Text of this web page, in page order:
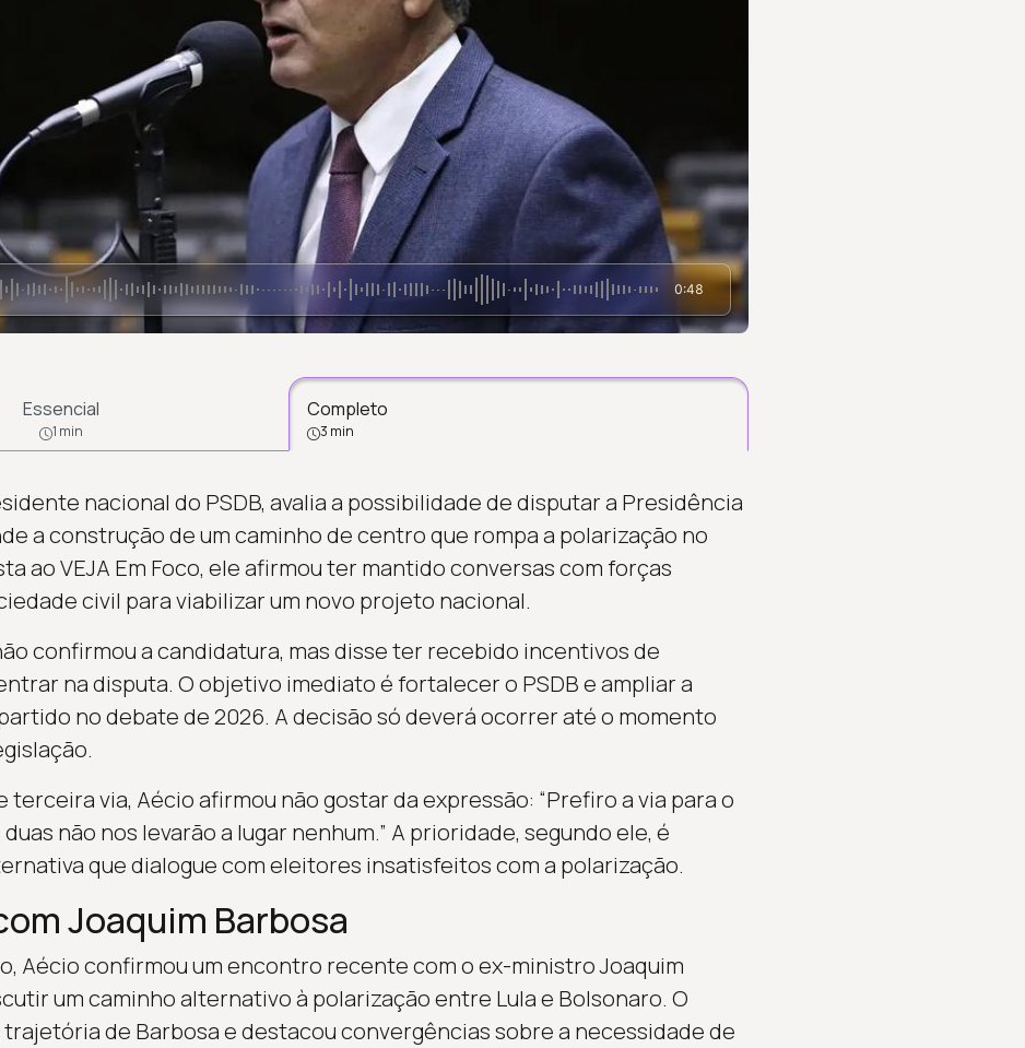
0:48
Essencial
1 min
Completo
3 min
nacional do PSDB, avalia a possibilidade de disputar a Presidência
a construção de um caminho de centro que rompa a polarização no
ao VEJA Em Foco, ele afirmou ter mantido conversas com forças
civil para viabilizar um novo projeto nacional.
confirmou a candidatura, mas disse ter recebido incentivos de
na disputa. O objetivo imediato é fortalecer o PSDB e ampliar a
no debate de 2026. A decisão só deverá ocorrer até o momento
terceira via, Aécio afirmou não gostar da expressão: “Prefiro a via para o
não nos levarão a lugar nenhum.” A prioridade, segundo ele, é
que dialogue com eleitores insatisfeitos com a polarização.
Joaquim Barbosa
Aécio confirmou um encontro recente com o ex-ministro Joaquim
um caminho alternativo à polarização entre Lula e Bolsonaro. O
de Barbosa e destacou convergências sobre a necessidade de